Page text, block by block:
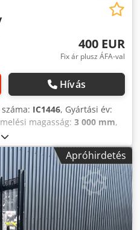
400 EUR
Fix ár plusz ÁFA-val
Hívás
IC1446, Gyártási év:
magasság: 3 000 mm,
típusa:
F21172G03796
Apróhirdetés